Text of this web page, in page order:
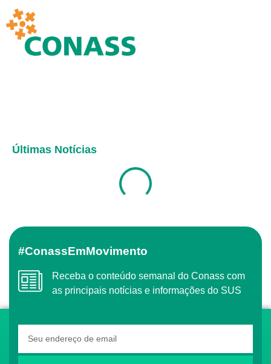
Últimas Notícias
#ConassEmMovimento
Receba o conteúdo semanal do Conass com
as principais notícias e informações do SUS